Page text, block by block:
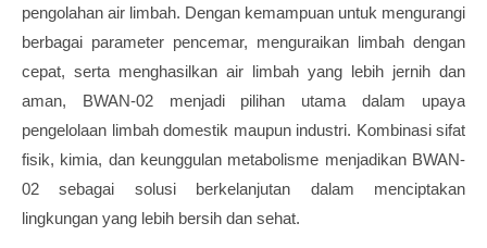
pengolahan air limbah. Dengan kemampuan untuk mengurangi
berbagai parameter pencemar, menguraikan limbah dengan
cepat, serta menghasilkan air limbah yang lebih jernih dan
aman, BWAN-02 menjadi pilihan utama dalam upaya
pengelolaan limbah domestik maupun industri. Kombinasi sifat
fisik, kimia, dan keunggulan metabolisme menjadikan BWAN-
02 sebagai solusi berkelanjutan dalam menciptakan
lingkungan yang lebih bersih dan sehat.